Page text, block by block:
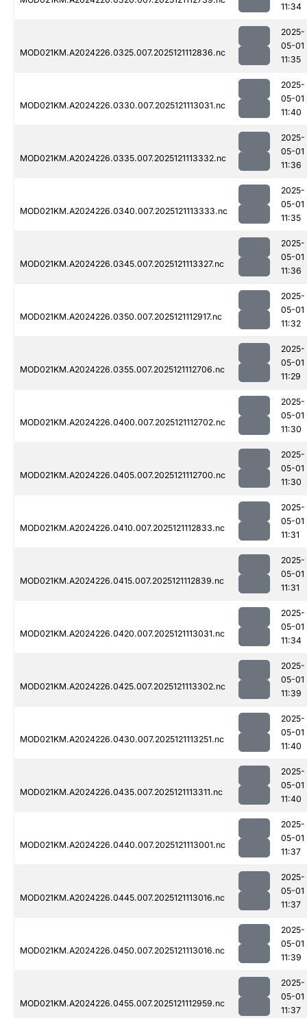
11:34
MOD021KM.A2024226.0325.007.2025121112836.nc
2025-
05-01
11:35
MOD021KM.A2024226.0330.007.2025121113031.nc
2025-
05-01
11:40
MOD021KM.A2024226.0335.007.2025121113332.nc
2025-
05-01
11:36
MOD021KM.A2024226.0340.007.2025121113333.nc
2025-
05-01
11:35
MOD021KM.A2024226.0345.007.2025121113327.nc
2025-
05-01
11:36
MOD021KM.A2024226.0350.007.2025121112917.nc
2025-
05-01
11:32
MOD021KM.A2024226.0355.007.2025121112706.nc
2025-
05-01
11:29
MOD021KM.A2024226.0400.007.2025121112702.nc
2025-
05-01
11:30
MOD021KM.A2024226.0405.007.2025121112700.nc
2025-
05-01
11:30
MOD021KM.A2024226.0410.007.2025121112833.nc
2025-
05-01
11:31
MOD021KM.A2024226.0415.007.2025121112839.nc
2025-
05-01
11:31
MOD021KM.A2024226.0420.007.2025121113031.nc
2025-
05-01
11:34
MOD021KM.A2024226.0425.007.2025121113302.nc
2025-
05-01
11:39
MOD021KM.A2024226.0430.007.2025121113251.nc
2025-
05-01
11:40
MOD021KM.A2024226.0435.007.2025121113311.nc
2025-
05-01
11:40
MOD021KM.A2024226.0440.007.2025121113001.nc
2025-
05-01
11:37
MOD021KM.A2024226.0445.007.2025121113016.nc
2025-
05-01
11:37
MOD021KM.A2024226.0450.007.2025121113016.nc
2025-
05-01
11:39
MOD021KM.A2024226.0455.007.2025121112959.nc
2025-
05-01
11:37